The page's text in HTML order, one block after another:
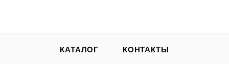
КАТАЛОГ КОНТАКТЫ